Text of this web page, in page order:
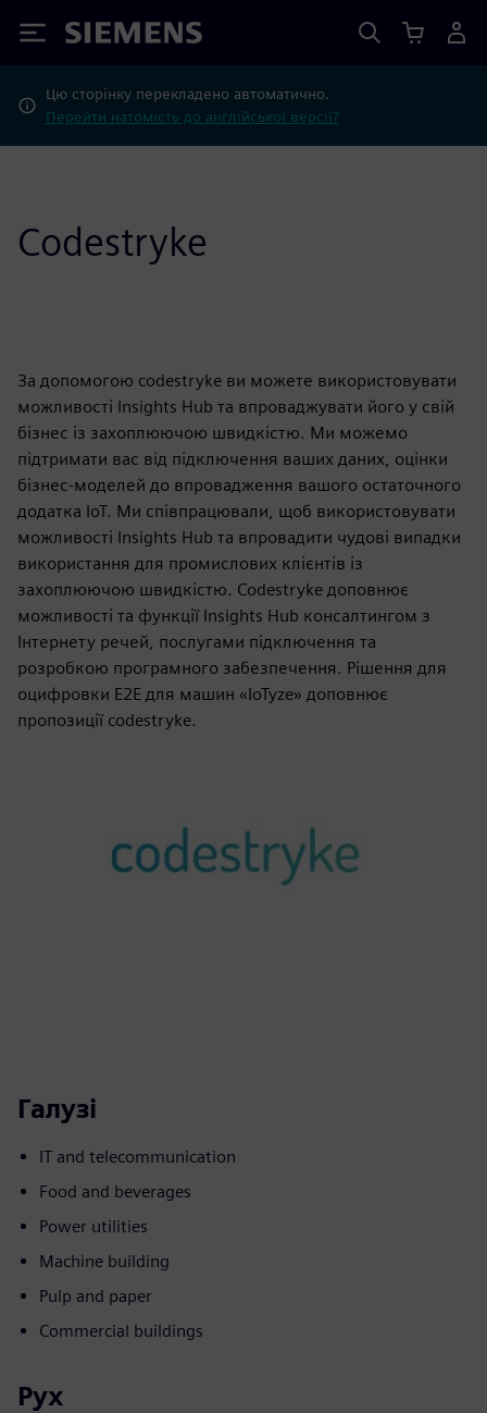
Siemens
Цю сторінку перекладено автоматично.
Перейти натомість до англійської версії?
Codestryke
За допомогою codestryke ви можете використовувати
можливості Insights Hub та впроваджувати його у свій
бізнес із захоплюючою швидкістю. Ми можемо
підтримати вас від підключення ваших даних, оцінки
бізнес-моделей до впровадження вашого остаточного
додатка IoT. Ми співпрацювали, щоб використовувати
можливості Insights Hub та впровадити чудові випадки
використання для промислових клієнтів із
захоплюючою швидкістю. Codestryke доповнює
можливості та функції Insights Hub консалтингом з
Інтернету речей, послугами підключення та
розробкою програмного забезпечення. Рішення для
оцифровки E2E для машин «IoTyze» доповнює
пропозиції codestryke.
Галузі
IT and telecommunication
Food and beverages
Power utilities
Machine building
Pulp and paper
Commercial buildings
Рух